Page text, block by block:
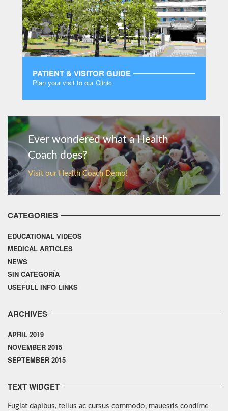
PATIENT & VISITOR GUIDE
Plan your visit to our Clinic
Ever wondered what a Health
Coach does?
Visit our Health Coach Demo!
CATEGORIES
EDUCATIONAL VIDEOS
MEDICAL ARTICLES
NEWS
SIN CATEGORÍA
USEFULL INFO LINKS
ARCHIVES
APRIL 2019
NOVEMBER 2015
SEPTEMBER 2015
TEXT WIDGET
Fugiat dapibus, tellus ac cursus commodo, mauesris condime